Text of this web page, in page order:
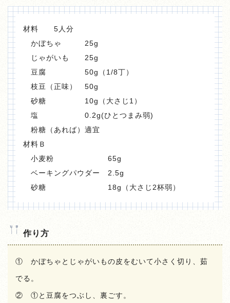
材料 5人分
かぼちゃ 25g
じゃがいも 25g
豆腐 50g（1/8丁）
枝豆（正味） 50g
砂糖 10g（大さじ1）
塩 0.2g(ひとつまみ弱)
粉糖（あれば）適宜
材料Ｂ
小麦粉 65g
ベーキングパウダー 2.5g
砂糖 18g（大さじ2杯弱）
作り方
① かぼちゃとじゃがいもの皮をむいて小さく切り、茹
でる。
② ①と豆腐をつぶし、裏ごす。